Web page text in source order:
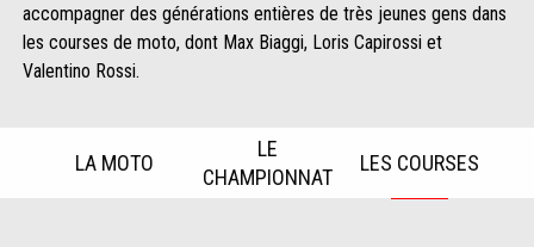
accompagner des générations entières de très jeunes gens dans
les courses de moto, dont Max Biaggi, Loris Capirossi et
Valentino Rossi.
LA MOTO
LE
CHAMPIONNAT
LES COURSES